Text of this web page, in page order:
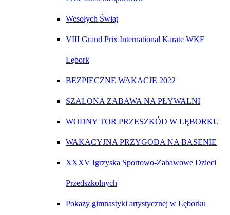
Wesołych Świąt
VIII Grand Prix International Karate WKF
Lębork
BEZPIECZNE WAKACJE 2022
SZALONA ZABAWA NA PŁYWALNI
WODNY TOR PRZESZKÓD W LĘBORKU
WAKACYJNA PRZYGODA NA BASENIE
XXXV Igrzyska Sportowo-Zabawowe Dzieci
Przedszkolnych
Pokazy gimnastyki artystycznej w Lęborku